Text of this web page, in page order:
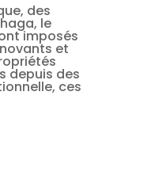
des
le
imposés
et
depuis des
ces